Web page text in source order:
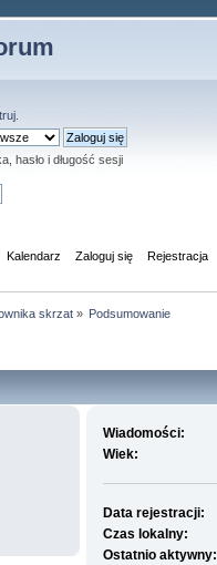
hasło i długość sesji
Kalendarz Zaloguj się Rejestracja
skrzat» Podsumowanie
Wiadomości:
Wiek:
Data rejestracji:
Czas lokalny:
Ostatnio aktywny: